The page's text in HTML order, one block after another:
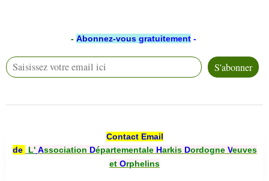
- Abonnez-vous gratuitement -
Contact Email
de
L' Association DépartementaleHarkis DordogneVeuves
et Orphelins